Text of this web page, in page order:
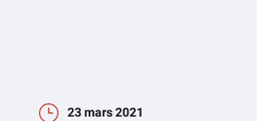
23 mars 2021